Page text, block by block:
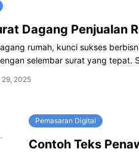
Dagang Penjualan
rumah, kunci sukses
selembar surat yang tepat.
2025
Pemasaran Digital
Contoh Teks